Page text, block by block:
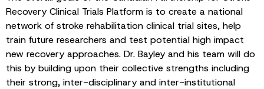
Recovery Clinical Trials Platform is to create a national
network of stroke rehabilitation clinical trial sites, help
train future researchers and test potential high impact
new recovery approaches. Dr. Bayley and his team will do
this by building upon their collective strengths including
their strong, inter-disciplinary and inter-institutional